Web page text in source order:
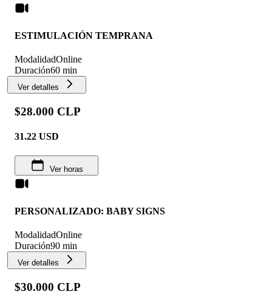
ESTIMULACIÓN TEMPRANA
ModalidadOnline
Duración60 min
Ver detalles
$28.000 CLP
31.22 USD
Ver horas
PERSONALIZADO: BABY SIGNS
ModalidadOnline
Duración90 min
Ver detalles
$30.000 CLP